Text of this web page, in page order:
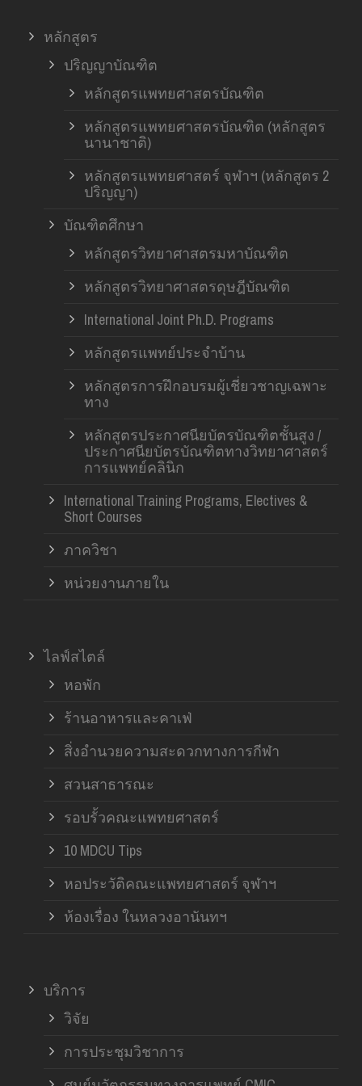
หลักสูตร
ปริญญาบัณฑิต
หลักสูตรแพทยศาสตรบัณฑิต
หลักสูตรแพทยศาสตรบัณฑิต (หลักสูตร
นานาชาติ)
หลักสูตรแพทยศาสตร์ จุฬาฯ (หลักสูตร 2
ปริญญา)
บัณฑิตศึกษา
หลักสูตรวิทยาศาสตรมหาบัณฑิต
หลักสูตรวิทยาศาสตรดุษฎีบัณฑิต
International Joint Ph.D. Programs
หลักสูตรแพทย์ประจำบ้าน
หลักสูตรการฝึกอบรมผู้เชี่ยวชาญเฉพาะ
ทาง
หลักสูตรประกาศนียบัตรบัณฑิตชั้นสูง /
ประกาศนียบัตรบัณฑิตทางวิทยาศาสตร์
การแพทย์คลินิก
International Training Programs, Electives &
Short Courses
ภาควิชา
หน่วยงานภายใน
ไลฟ์สไตล์
หอพัก
ร้านอาหารและคาเฟ่
สิ่งอำนวยความสะดวกทางการกีฬา
สวนสาธารณะ
รอบรั้วคณะแพทยศาสตร์
10 MDCU Tips
หอประวัติคณะแพทยศาสตร์ จุฬาฯ
ห้องเรื่อง ในหลวงอานันทฯ
บริการ
วิจัย
การประชุมวิชาการ